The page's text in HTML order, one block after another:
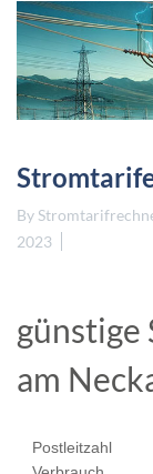
By
2023
günstige
am